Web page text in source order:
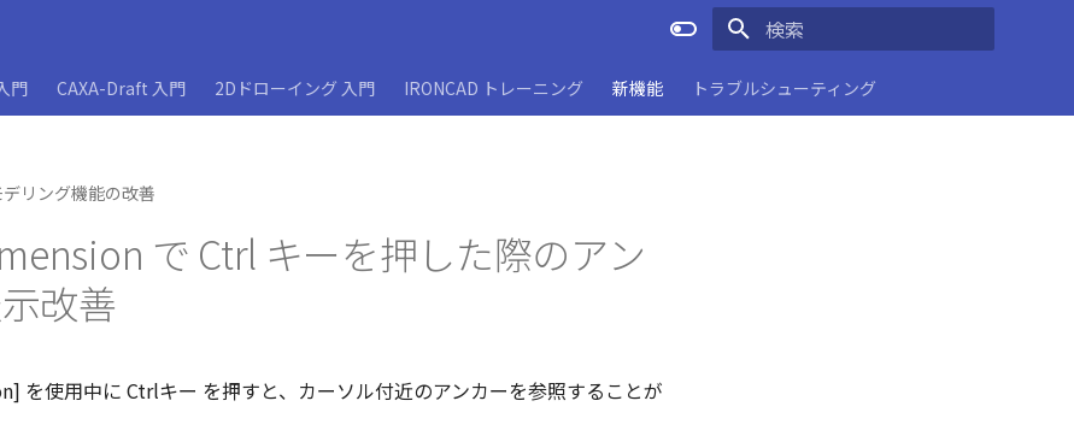
門 CAXA-Draft 入門 2Dドローイング 入門 IRONCAD トレーニング 新機能 トラブルシューティング
デリング機能の改善
で Ctrl キーを押した際のアン
改善
を使用中に Ctrlキー を押すと、カーソル付近のアンカーを参照することが